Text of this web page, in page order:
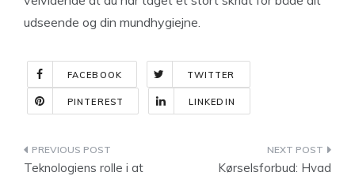
udseende og din mundhygiejne.
FACEBOOK TWITTER
PINTEREST LINKEDIN
Indlægsnavigation
Teknologiens rolle i at
Kørselsforbud: Hvad